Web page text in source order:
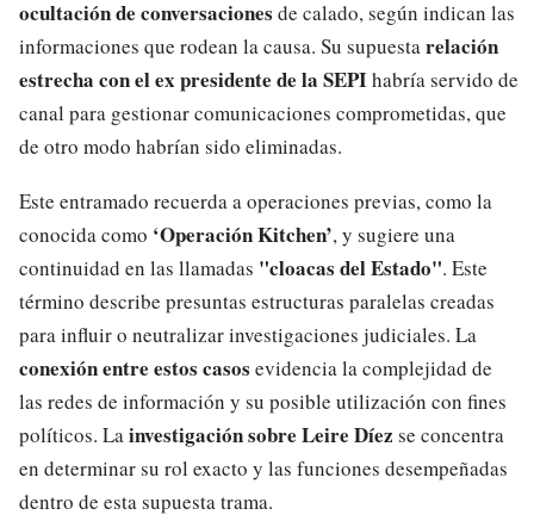
ocultación de conversaciones de calado, según indican las
informaciones que rodean la causa. Su supuestarelación
estrecha con el ex presidente de la SEPIhabría servido de
canal para gestionar comunicaciones comprometidas, que
de otro modo habrían sido eliminadas.
Este entramado recuerda a operaciones previas, como la
conocida como ‘Operación Kitchen’, y sugiere una
continuidad en las llamadas "cloacas del Estado". Este
término describe presuntas estructuras paralelas creadas
para influir o neutralizar investigaciones judiciales. La
conexión entre estos casos evidencia la complejidad de
las redes de información y su posible utilización con fines
políticos. Lainvestigación sobre Leire Díez se concentra
en determinar su rol exacto y las funciones desempeñadas
dentro de esta supuesta trama.